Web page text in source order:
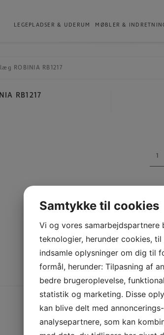
LEGEPLADSER & UDERUM MØBLER &
ROBINIA RB1217
1VI
Beskrivelse Yderligere
Samtykke til cookies
Vi og vores samarbejdspartnere
teknologier, herunder cookies, til
indsamle oplysninger om dig til
formål, herunder: Tilpasning af
bedre brugeroplevelse,
statistik og marketing. Disse
kan blive delt med
analysepartnere, som kan